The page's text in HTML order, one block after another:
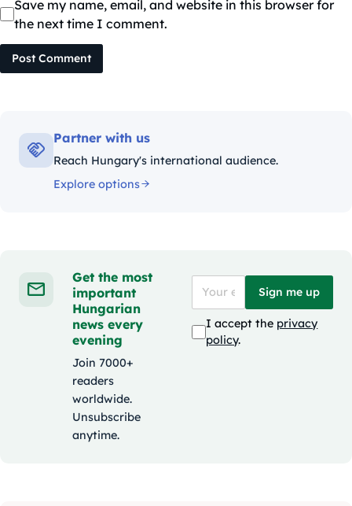
Save my name, email, and website in this browser for
the next time I comment.
Post Comment
Partner with us
Reach Hungary's international audience.
Explore options
Get the most
important
Hungarian
news every
evening
Join 7000+
readers
worldwide.
Unsubscribe
anytime.
Sign me up
I accept the privacy
policy.